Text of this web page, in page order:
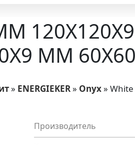
ММ
» ENERGIEKER» Onyx»
Производитель